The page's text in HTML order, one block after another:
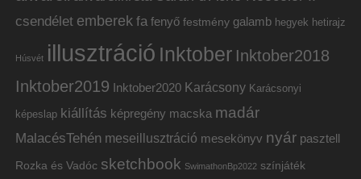
csendélet emberek fa fenyő festmény galamb hegyek hetirajz
Húsvét illusztráció Inktober Inktober2018
Inktober2019 Inktober2020 Karácsony Karácsonyi
képeslap kiállítás képregény macska madár
MalacésTehén meseillusztráció mesekönyv nyár pasztell
Rozka és Vadóc sketchbook SwimathonBp2022 színjáték